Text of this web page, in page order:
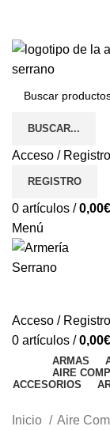
BUSCAR...
Acceso / Registro
REGISTRO
0 artículos / 0,00€
Menú
Acceso / Registro
0 artículos / 0,00€
ARMAS
AIRE
ACCESORIOS
Inicio Aire